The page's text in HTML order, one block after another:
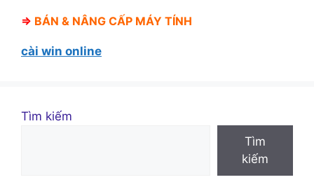
⇒ BÁN & NÂNG CẤP MÁY TÍNH
cài win online
Tìm kiếm
Tìm
kiếm